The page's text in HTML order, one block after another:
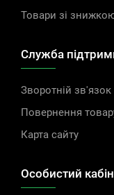
Товари зі
Служба
Зворотній зв'язок
Повернення
Карта сайту
Особистий